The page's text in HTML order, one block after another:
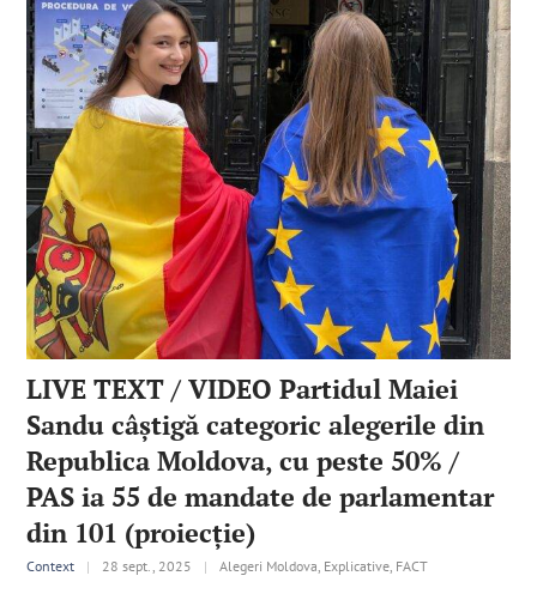
LIVE TEXT / VIDEO Partidul Maiei
Sandu câștigă categoric alegerile din
Republica Moldova, cu peste 50% /
PAS ia 55 de mandate de parlamentar
din 101 (proiecție)
Context | 28 sept., 2025 | Alegeri Moldova, Explicative, FACT